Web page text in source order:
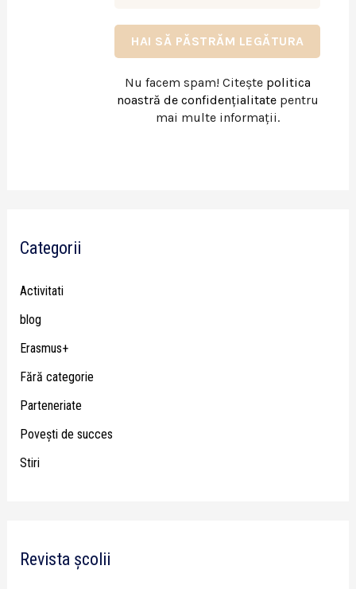
Nu facem spam! Citește politica
noastră de confidențialitatepentru
mai multe informații.
Categorii
Activitati
blog
Erasmus+
Fără categorie
Parteneriate
Poveşti de succes
Stiri
Revista școlii